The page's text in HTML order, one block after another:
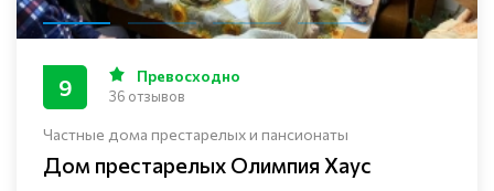
Частные дома престарелых и пансионаты
Дом престарелых Олимпия Хаус
9 Превосходно
36 отзывов